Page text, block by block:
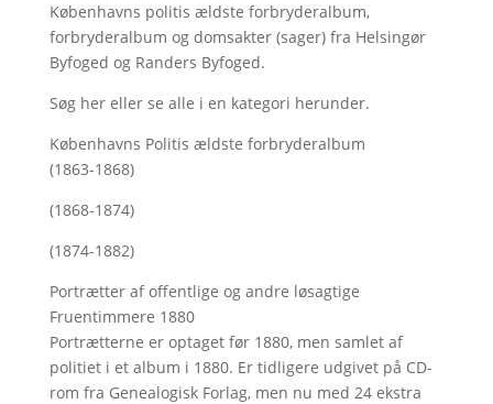
Københavns politis ældste forbryderalbum,
forbryderalbum og domsakter (sager) fra Helsingør
Byfoged og Randers Byfoged.
Søg hereller se alle i en kategori herunder.
Københavns Politis ældste forbryderalbum
(1863-1868)
(1868-1874)
(1874-1882)
Portrætter af offentlige og andre løsagtige
Fruentimmere 1880
Portrætterne er optaget før 1880, men samlet af
politiet i et album i 1880. Er tidligere udgivet på CD-
rom fra Genealogisk Forlag, men nu med 24 ekstra